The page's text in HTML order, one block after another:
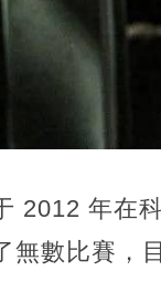
2012 年在
無數比賽，